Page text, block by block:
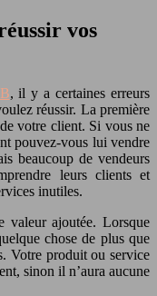
vos
, il y a certaines erreurs
réussir. La première
votre client. Si vous ne
pouvez-vous lui vendre
beaucoup de vendeurs
leurs clients et
inutiles.
valeur ajoutée. Lorsque
chose de plus que
Votre produit ou service
sinon il n’aura aucune